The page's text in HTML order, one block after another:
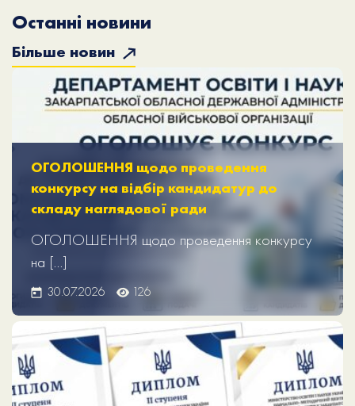
Останні новини
Більше новин
ОГОЛОШЕННЯ щодо проведення
конкурсу на відбір кандидатур до
складу наглядової ради
ОГОЛОШЕННЯ щодо проведення конкурсу
на […]
30.07.2026 126